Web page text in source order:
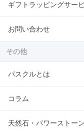
ギフトラッピングサー
お問い合わせ
その他
パスクルとは
コラム
天然石・パワーストー